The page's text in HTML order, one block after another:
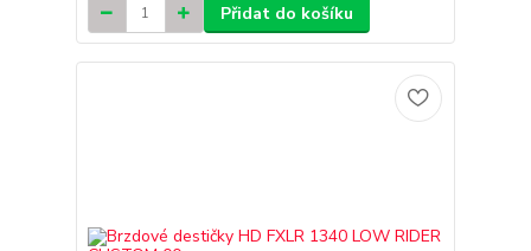
Přidat do košíku